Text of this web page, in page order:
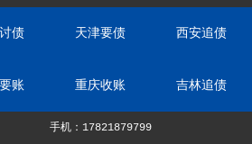
债 天津要债 西安追债
账 重庆收账 吉林追债
手机：17821879799